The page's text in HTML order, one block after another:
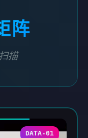
阵
描
DATA-01